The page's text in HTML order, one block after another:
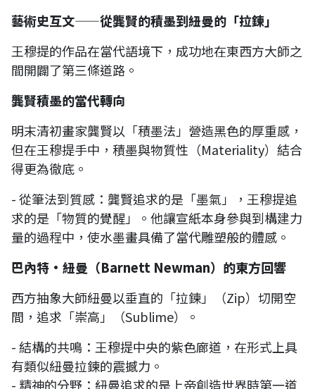
藝術史互文——從龔賢的積墨到紐曼的「拉鍊」
王穆提的作品在當代語境下，成功地在東西方大師之
間開闢了第三條道路。
龔賢積墨的當代轉向
明末清初畫家龔賢以「積墨法」營造黑色的厚重感，
但在王穆提手中，積墨與物質性（Materiality）結合
得更為徹底。
- 從筆法到質感：龔賢追求的是「墨氣」，王穆提追
求的是「物質的覺醒」。他讓宣紙本身參與到構建力
量的過程中，使水墨畫具備了當代雕塑般的體感。
巴內特·紐曼（Barnett Newman）的東方回響
西方抽象大師紐曼以垂直的「拉鍊」（Zip）切開空
間，追求「崇高」（Sublime）。
- 結構的共鳴：王穆提中央的紫色廊道，在形式上具
有類似紐曼拉鍊的震撼力。
- 精神的分野：紐曼追求的是上帝創造世界時第一道